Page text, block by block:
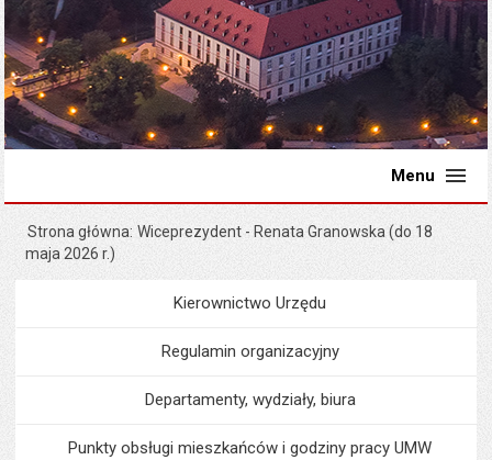
Menu
Strona główna Wiceprezydent - Renata Granowska (do 18
maja 2026 r.)
MenuUrząd Miejski
Kierownictwo Urzędu
Regulamin organizacyjny
Departamenty, wydziały, biura
Punkty obsługi mieszkańców i godziny pracy UMW